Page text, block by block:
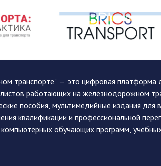
транспорте" — это цифровая платформа
работающих на железнодорожном
пособия, мультимедийные издания для
квалификации и профессиональной
обучающих программ,